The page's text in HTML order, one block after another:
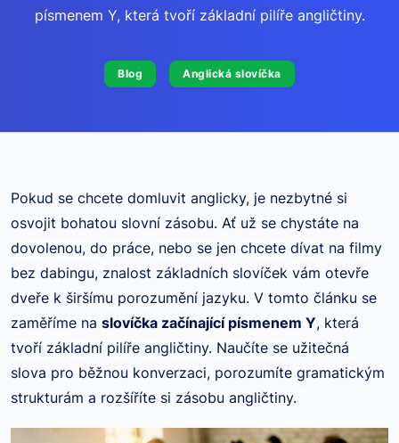
písmenem Y, která tvoří základní pilíře angličtiny.
Blog Anglická slovíčka
Pokud se chcete domluvit anglicky, je nezbytné si
osvojit bohatou slovní zásobu. Ať už se chystáte na
dovolenou, do práce, nebo se jen chcete dívat na filmy
bez dabingu, znalost základních slovíček vám otevře
dveře k širšímu porozumění jazyku. V tomto článku se
zaměříme na slovíčka začínající písmenem Y, která
tvoří základní pilíře angličtiny. Naučíte se užitečná
slova pro běžnou konverzaci, porozumíte gramatickým
strukturám a rozšíříte si zásobu angličtiny.